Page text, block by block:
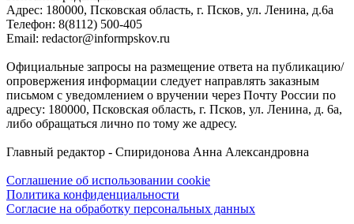
Адреc: 180000, Псковская область, г. Псков, ул. Ленина, д.6а
Телефон: 8(8112) 500-405
Email: redactor@informpskov.ru
Официальные запросы на размещение ответа на публикацию/
опровержения информации следует направлять заказным
письмом с уведомлением о вручении через Почту России по
адресу: 180000, Псковская область, г. Псков, ул. Ленина, д. 6а,
либо обращаться лично по тому же адресу.
Главный редактор - Спиридонова Анна Александровна
Соглашение об использовании cookie
Политика конфиденциальности
Согласие на обработку персональных данных